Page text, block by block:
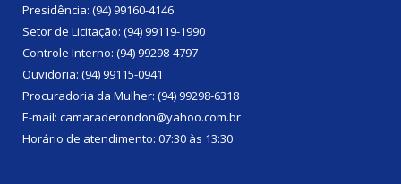
Presidência: (94) 99160-4146
Setor de Licitação: (94) 99119-1990
Controle Interno: (94) 99298-4797
Ouvidoria: (94) 99115-0941
Procuradoria da Mulher: (94) 99298-6318
E-mail: camaraderondon@yahoo.com.br
Horário de atendimento: 07:30 às 13:30